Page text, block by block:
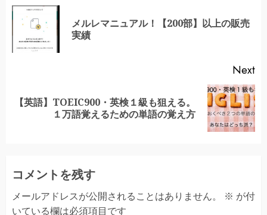
Readingメルレマニュアル！【200部】以上の販売
実績
Next
Next
【英語】TOEIC900・英検１級も狙える。
１万語覚えるための単語の覚え方
コメントを残す
メールアドレスが公開されることはありません。 ※ が付
いている欄は必須項目です